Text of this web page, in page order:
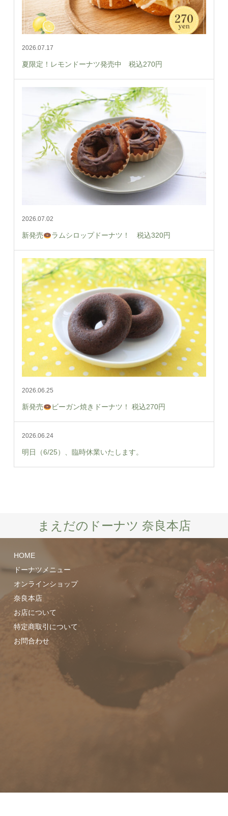
2026.07.17
夏限定！レモンドーナツ発売中 税込270円
2026.07.02
新発売 ラムシロップドーナツ！ 税込320円
2026.06.25
新発売 ビーガン焼きドーナツ！ 税込270円
2026.06.24
明日（6/25）、臨時休業いたします。
まえだのドーナツ 奈良本店
HOME
ドーナツメニュー
オンラインショップ
奈良本店
お店について
特定商取引について
お問合わせ